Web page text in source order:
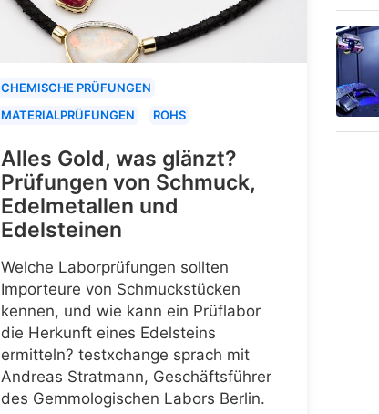
CHEMISCHE PRÜFUNGEN
MATERIALPRÜFUNGEN
ROHS
Alles Gold, was glänzt?
Prüfungen von Schmuck,
Edelmetallen und
Edelsteinen
Welche Laborprüfungen sollten
Importeure von Schmuckstücken
kennen, und wie kann ein Prüflabor
die Herkunft eines Edelsteins
ermitteln? testxchange sprach mit
Andreas Stratmann, Geschäftsführer
des Gemmologischen Labors Berlin.